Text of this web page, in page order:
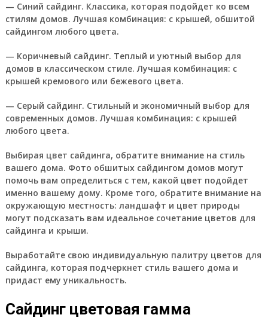
— Синий сайдинг. Классика, которая подойдет ко всем
стилям домов. Лучшая комбинация: с крышей, обшитой
сайдингом любого цвета.
— Коричневый сайдинг. Теплый и уютный выбор для
домов в классическом стиле. Лучшая комбинация: с
крышей кремового или бежевого цвета.
— Серый сайдинг. Стильный и экономичный выбор для
современных домов. Лучшая комбинация: с крышей
любого цвета.
Выбирая цвет сайдинга, обратите внимание на стиль
вашего дома. Фото обшитых сайдингом домов могут
помочь вам определиться с тем, какой цвет подойдет
именно вашему дому. Кроме того, обратите внимание на
окружающую местность: ландшафт и цвет природы
могут подсказать вам идеальное сочетание цветов для
сайдинга и крыши.
Выработайте свою индивидуальную палитру цветов для
сайдинга, которая подчеркнет стиль вашего дома и
придаст ему уникальность.
Сайдинг цветовая гамма